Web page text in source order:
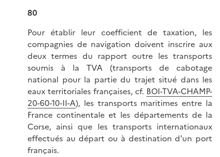
80
Pour établir leur coefficient de taxation, les
compagnies de navigation doivent inscrire aux
deux termes du rapport outre les transports
soumis à la TVA (transports de cabotage
national pour la partie du trajet situé dans les
eaux territoriales françaises, cf. BOI-TVA-CHAMP-
20-60-10-II-A), les transports maritimes entre la
France continentale et les départements de la
Corse, ainsi que les transports internationaux
effectués au départ ou à destination d'un port
français.